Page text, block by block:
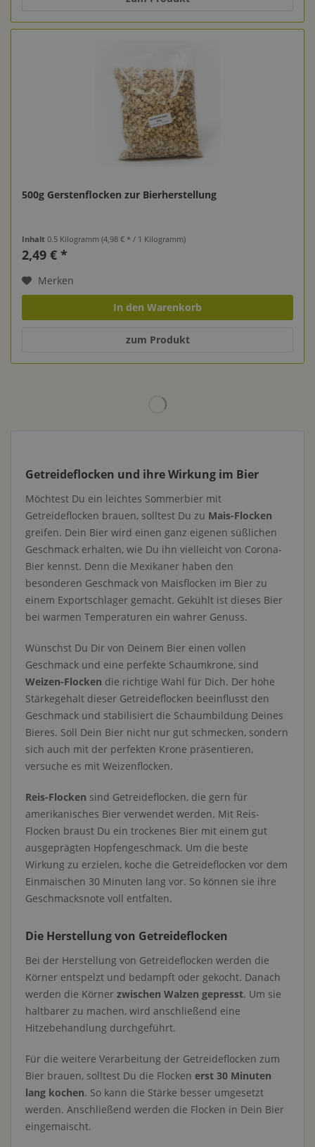
500g Gerstenflocken zur Bierherstellung
Inhalt0.5 Kilogramm(4,98 € * / 1 Kilogramm)
2,49 € *
Merken
In den Warenkorb
zum Produkt
Getreideflocken und ihre Wirkung im Bier
Möchtest Du ein leichtes Sommerbier mit
Getreideflocken brauen, solltest Du zu Mais-Flocken
greifen. Dein Bier wird einen ganz eigenen süßlichen
Geschmack erhalten, wie Du ihn vielleicht von Corona-
Bier kennst. Denn die Mexikaner haben den
besonderen Geschmack von Maisflocken im Bier zu
einem Exportschlager gemacht. Gekühlt ist dieses Bier
bei warmen Temperaturen ein wahrer Genuss.
Wünschst Du Dir von Deinem Bier einen vollen
Geschmack und eine perfekte Schaumkrone, sind
Weizen-Flocken die richtige Wahl für Dich. Der hohe
Stärkegehalt dieser Getreideflocken beeinflusst den
Geschmack und stabilisiert die Schaumbildung Deines
Bieres. Soll Dein Bier nicht nur gut schmecken, sondern
sich auch mit der perfekten Krone präsentieren,
versuche es mit Weizenflocken.
Reis-Flocken sind Getreideflocken, die gern für
amerikanisches Bier verwendet werden. Mit Reis-
Flocken braust Du ein trockenes Bier mit einem gut
ausgeprägten Hopfengeschmack. Um die beste
Wirkung zu erzielen, koche die Getreideflocken vor dem
Einmaischen 30 Minuten lang vor. So können sie ihre
Geschmacksnote voll entfalten.
Die Herstellung von Getreideflocken
Bei der Herstellung von Getreideflocken werden die
Körner entspelzt und bedampft oder gekocht. Danach
werden die Körner zwischen Walzen gepresst. Um sie
haltbarer zu machen, wird anschließend eine
Hitzebehandlung durchgeführt.
Für die weitere Verarbeitung der Getreideflocken zum
Bier brauen, solltest Du die Flocken erst 30 Minuten
lang kochen. So kann die Stärke besser umgesetzt
werden. Anschließend werden die Flocken in Dein Bier
eingemaischt.